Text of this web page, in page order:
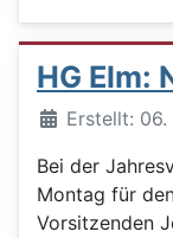
HG Elm:
DetailsErstellt:
Bei der
Montag für
Vorsitzenden